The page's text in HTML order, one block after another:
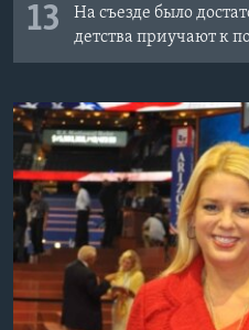
13
На съезде было
детства приучают к